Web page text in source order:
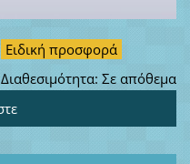
Ειδική προσφορά
Διαθεσιμότητα: Σε απόθεμα